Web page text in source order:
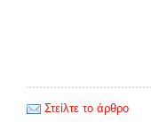
Στείλτε το άρθρο